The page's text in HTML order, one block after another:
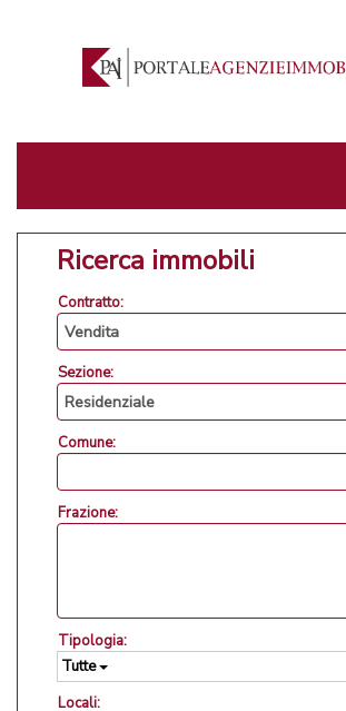
Ricerca immobili
Contratto:
Sezione:
Comune:
Frazione:
Tipologia:
Tutte
Locali: